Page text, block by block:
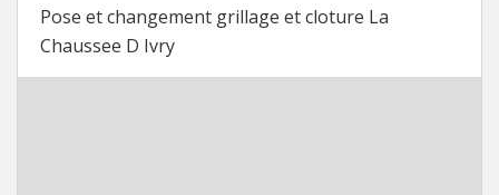
Pose et changement grillage et cloture La
Chaussee D Ivry